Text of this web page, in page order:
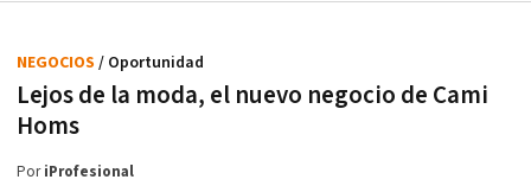
Lejos de la moda, el nuevo negocio de Cami
Homs
NEGOCIOS / Oportunidad
PoriProfesional